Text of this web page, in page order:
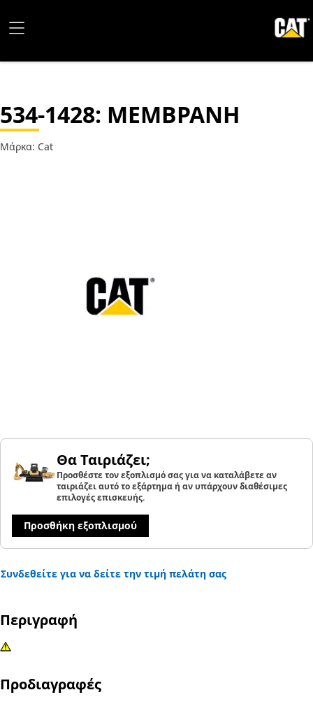
534-1428: ΜΕΜΒΡΑΝΗ
Μάρκα: Cat
Θα Ταιριάζει;
Προσθέστε τον εξοπλισμό σας για να καταλάβετε αν
ταιριάζει αυτό το εξάρτημα ή αν υπάρχουν διαθέσιμες
επιλογές επισκευής.
Προσθήκη εξοπλισμού
Συνδεθείτε για να δείτε την τιμή πελάτη σας
Περιγραφή
Προδιαγραφές